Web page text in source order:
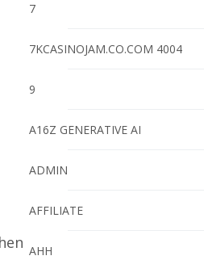
7
7KCASINOJAM.CO.COM 4004
9
A16Z GENERATIVE AI
ADMIN
AFFILIATE
AHH